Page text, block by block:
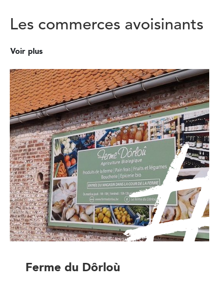
Les commerces avoisinants
Voir plus
Ferme du Dôrloù